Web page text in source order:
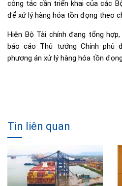
công tác cần triển khai của các
để xử lý hàng hóa tồn đọng theo
Hiện Bộ Tài chính đang tổng
báo cáo Thủ tướng Chính phủ
phương án xử lý hàng hóa tồn
Tin liên quan